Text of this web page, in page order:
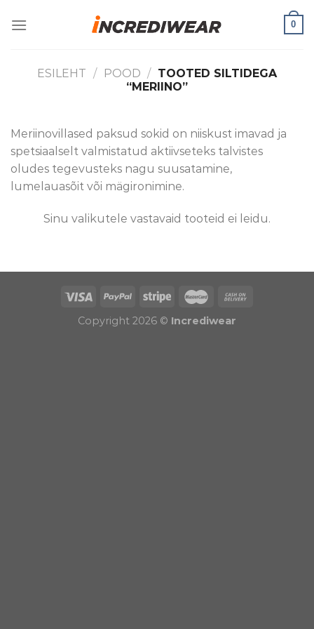
0
ESILEHT / POOD / TOOTED SILTIDEGA
“MERIINO”
Meriinovillased paksud sokid on niiskust imavad ja
spetsiaalselt valmistatud aktiivseteks talvistes
oludes tegevusteks nagu suusatamine,
lumelauasõit või mägironimine.
Sinu valikutele vastavaid tooteid ei leidu.
Copyright 2026 © Incrediwear